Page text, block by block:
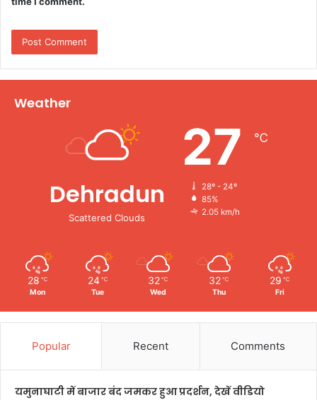
Weather
Dehradun
Scattered Clouds
27 ℃
28º - 24º
85%
2.05 km/h
28 ℃
Mon
24 ℃
Tue
32 ℃
Wed
32 ℃
Thu
29 ℃
Fri
Popular Recent Comments
यमुनाघाटी में बाजार बंद जमकर हुआ प्रदर्शन, देखें वीडियो